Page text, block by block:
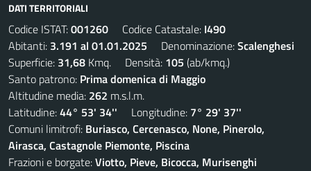
DATI TERRITORIALI
Codice ISTAT:001260 Codice Catastale: I490
Abitanti: 3.191 al 01.01.2025 Denominazione:Scalenghesi
Superficie: 31,68 Kmq. Densità: 105 (ab/kmq.)
Santo patrono: Prima domenica di Maggio
Altitudine media: 262 m.s.l.m.
Latitudine:44° 53' 34'' Longitudine: 7° 29' 37''
Comuni limitrofi: Buriasco, Cercenasco, None, Pinerolo,
Airasca, Castagnole Piemonte, Piscina
Frazioni e borgate:Viotto, Pieve, Bicocca, Murisenghi